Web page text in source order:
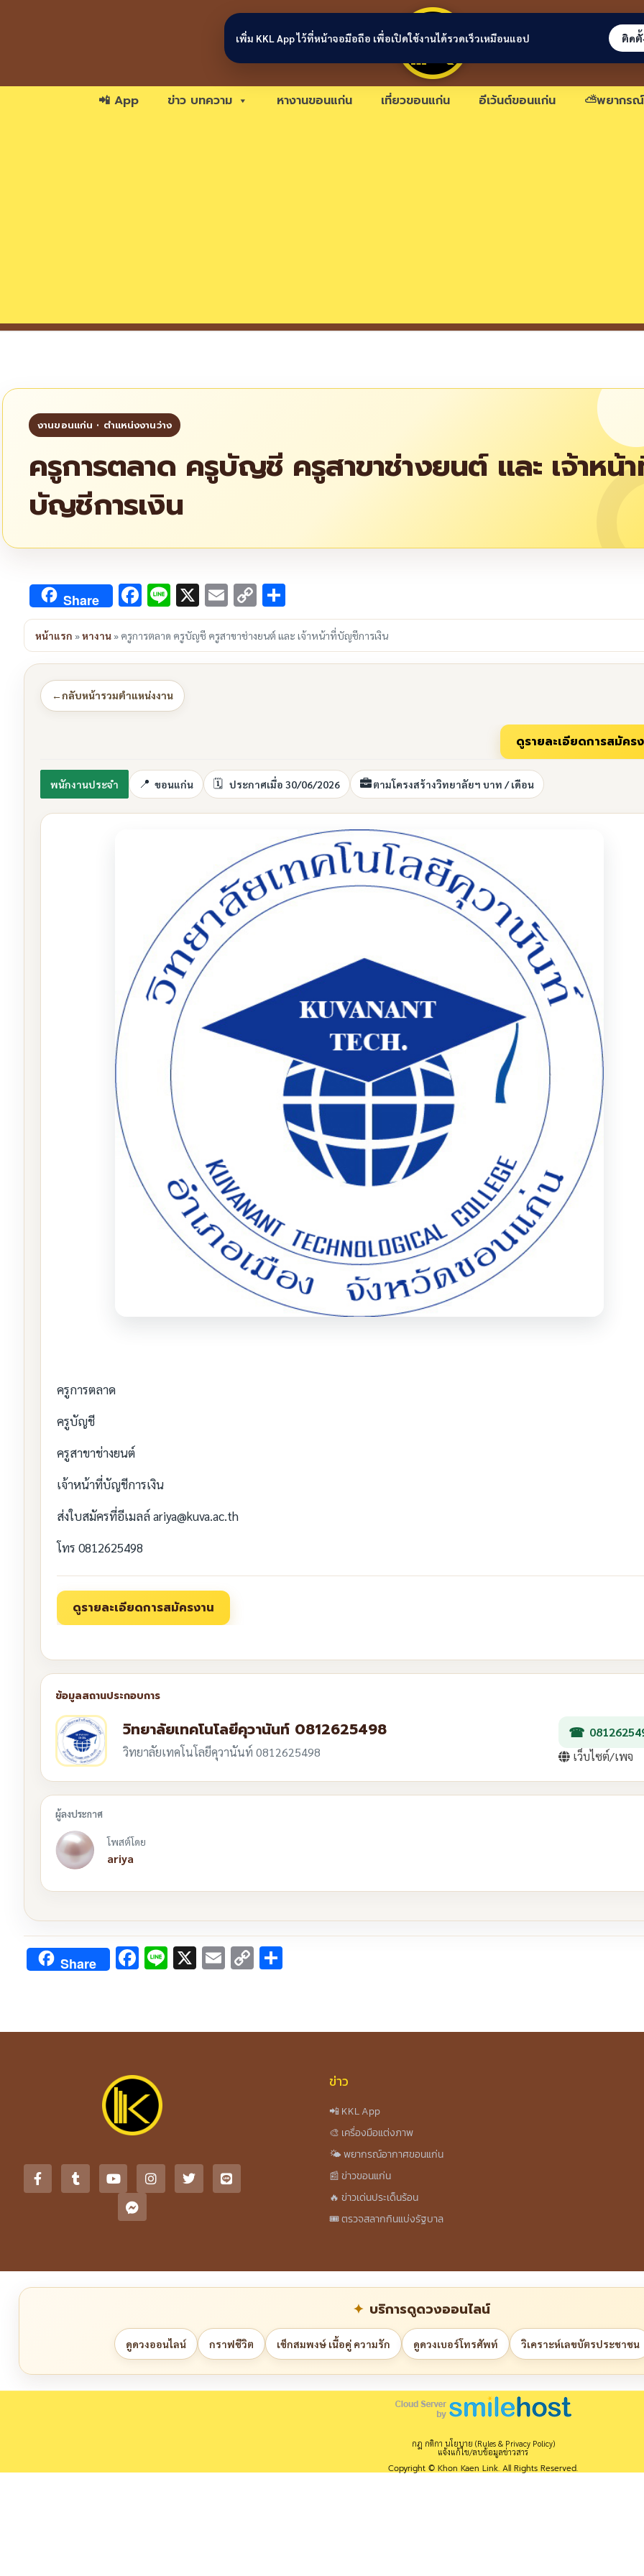
ขอนแก่นลิงก์
📲 App ข่าว บทความ หางานขอนแก่น เที่ยวขอนแก่น อีเว้นต์ขอนแก่น ⛅พยากร
ครูการตลาด ครูบัญชี ครูสาขาช่างยนต์ และ เจ้าหน้
บัญชีการเงิน
Share Facebook
Line
X Email
Copy
Link
หน้าแรก »หางาน » ครูการตลาด ครูบัญชี ครูสาขาช่างยนต์ และ เจ้าหน้าที่บัญชีการเงิน
←กลับหน้ารวมตำแหน่งงาน
พนักงานประจำ ขอนแก่น ประกาศเมื่อ 30/06/2026 ตามโครงสร้างวิทยาลัยฯ บาท / เดือน
ครูการตลาด
ครูบัญชี
ครูสาขาช่างยนต์
เจ้าหน้าที่บัญชีการเงิน
ส่งใบสมัครที่อีเมลล์ ariya@kuva.ac.th
โทร 0812625498
วิทยาลัยเทคโนโลยีคุวานันท์ 0812625498
วิทยาลัยเทคโนโลยีคุวานันท์ 0812625498
เว็บไซต์/เพจ
โพสต์โดย
ariya
Share Facebook
Line
X Email
Copy
ข่าว
📲 KKL App
🎨 เครื่องมือแต่งภาพ
🌤️ พยากรณ์อากาศขอนแก่น
📰 ข่าวขอนแก่น
🔥 ข่าวเด่นประเด็นร้อน
🎟️ ตรวจสลากกินแบ่งรัฐบาล
บริการดูดวงออนไลน์
ดูดวงออนไลน์ กราฟชีวิต เช็กสมพงษ์ เนื้อคู่ ความรัก ดูดวงเบอร์โทรศัพท์ วิเคราะห์เลขบัตรประชาชน
กฎ กติกา นโยบาย (Rules & Privacy Policy)
แจ้งแก้ไข/ลบข้อมูลข่าวสาร
Copyright © Khon Kaen Link. All Rights Reserved.
เพิ่ม KKL App ไว้ที่หน้าจอมือถือ เพื่อเปิดใช้งานได้รวดเร็วเหมือนแอป ติดตั้